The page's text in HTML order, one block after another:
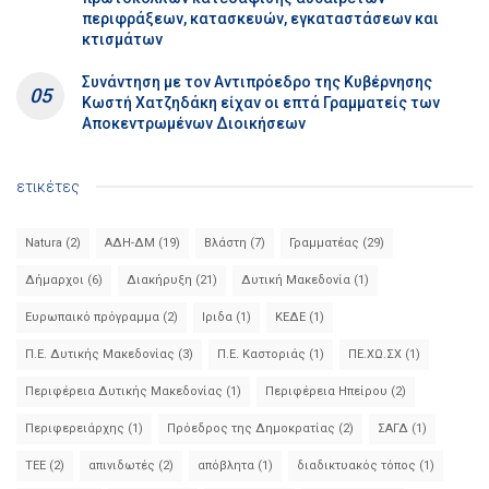
περιφράξεων, κατασκευών, εγκαταστάσεων και
κτισμάτων
Συνάντηση με τον Αντιπρόεδρο της Κυβέρνησης
Κωστή Χατζηδάκη είχαν οι επτά Γραμματείς των
Αποκεντρωμένων Διοικήσεων
ετικέτες
Natura (2) ΑΔΗ-ΔΜ (19) Βλάστη (7) Γραμματέας (29)
Δήμαρχοι (6) Διακήρυξη (21) Δυτική Μακεδονία (1)
Ευρωπαικό πρόγραμμα (2) Ιριδα (1) ΚΕΔΕ (1)
Π.Ε. Δυτικής Μακεδονίας (3) Π.Ε. Καστοριάς (1) ΠΕ.ΧΩ.ΣΧ (1)
Περιφέρεια Δυτικής Μακεδονίας (1) Περιφέρεια Ηπείρου (2)
Περιφερειάρχης (1) Πρόεδρος της Δημοκρατίας (2) ΣΑΓΔ (1)
ΤΕΕ (2) απινιδωτές (2) απόβλητα (1) διαδικτυακός τόπος (1)